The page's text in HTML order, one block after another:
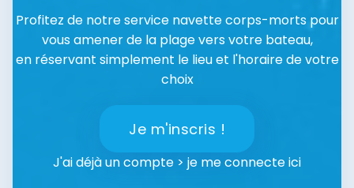
Profitez de notre service navette corps-morts pour
vous amener de la plage vers votre bateau,
en réservant simplement le lieu et l'horaire de votre
choix
Je m'inscris !
J'ai déjà un compte > je me connecte ici